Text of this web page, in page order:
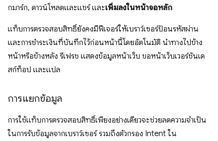
กมาร์ก, ดาวน์โหลดและแชร์ และเพิ่มลงในหน้าจอหลัก
แท็บการตรวจสอบสิทธิ์ยังคงมีฟีเจอร์ให้เบราว์เซอร์ป้อนรหัสผ่าน
และการชำระเงินที่บันทึกไว้ก่อนหน้านี้โดยอัตโนมัติ นำทางไปข้าง
หน้าหรือข้างหลัง รีเฟรช แสดงข้อมูลหน้าเว็บ ขอหน้าเว็บเวอร์ชันเด
สก์ท็อป และแปล
การแยกข้อมูล
การใช้แท็บการตรวจสอบสิทธิ์เพียงอย่างเดียวจะช่วยลดความจำเป็น
ในการรับข้อมูลจากเบราว์เซอร์ รวมถึงตัวกรอง Intent ใน